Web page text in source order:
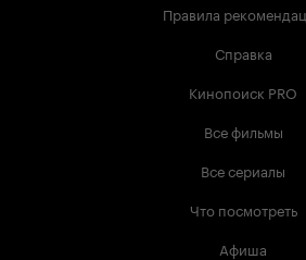
Правила
Справка
Кинопоиск PRO
Все фильмы
Все сериалы
Что посмотреть
Афиша